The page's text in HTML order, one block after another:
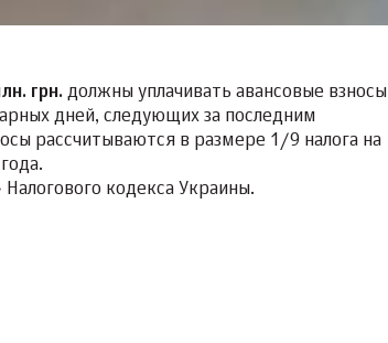
грн. должны уплачивать авансовые взносы
дней, следующих за последним
рассчитываются в размере 1/9 налога на
кодекса Украины.